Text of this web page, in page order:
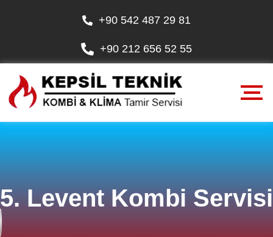
+90 542 487 29 81
+90 212 656 52 55
5. Levent Kombi Servisi